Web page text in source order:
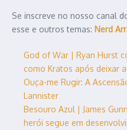
Se inscreve no nosso canal
esse e outros temas: Nerd
God of War | Ryan Hurst
como Kratos após deixar
Ouça-me Rugir: A
Lannister
Besouro Azul | James
herói segue em